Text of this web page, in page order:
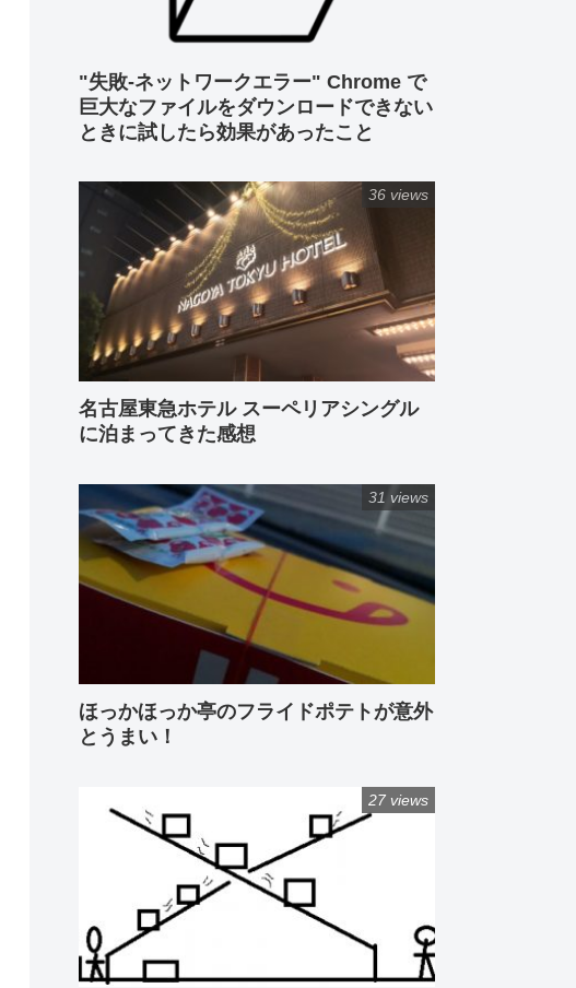
"失敗-ネットワークエラー" Chrome で
巨大なファイルをダウンロードできない
ときに試したら効果があったこと
名古屋東急ホテル スーペリアシングル
に泊まってきた感想
36 views
ほっかほっか亭のフライドポテトが意外
とうまい！
31 views
27 views